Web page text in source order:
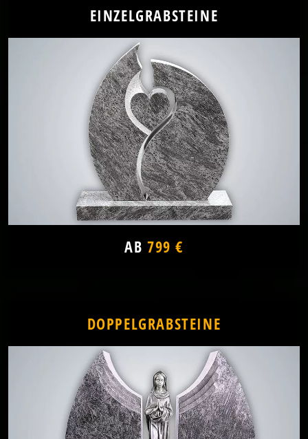
EINZELGRABSTEINE
AB 799 €
DOPPELGRABSTEINE